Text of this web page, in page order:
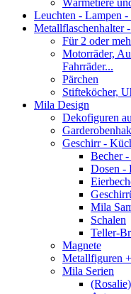
Wärmetiere
Leuchten - Lampen
Metallflaschenhalter
Für 2 oder
Motorräder,
Fahrräder...
Pärchen
Stifteköcher,
Mila Design
Dekofiguren
Geschirr -
Becher -
Dosen -
Mila
Schalen
Teller-
Magnete
Metallfiguren
Mila Serien